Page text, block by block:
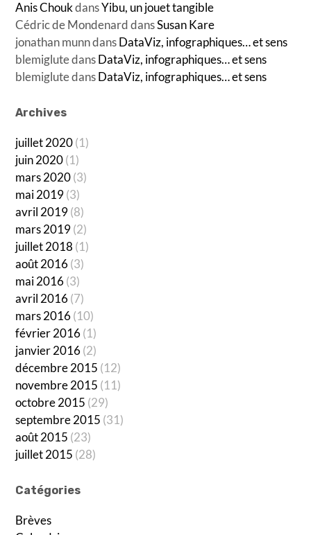
Anis ChoukdansYibu, un jouet tangible
Cédric de MondenarddansSusan Kare
jonathan munndansDataViz, infographiques… et sens
blemiglutedansDataViz, infographiques… et sens
blemiglutedansDataViz, infographiques… et sens
Archives
juillet 2020(1)
juin 2020(1)
mars 2020(3)
mai 2019(3)
avril 2019(8)
mars 2019(2)
juillet 2018 (1)
août 2016(3)
mai 2016(3)
avril 2016(7)
mars 2016(10)
février 2016(1)
janvier 2016(2)
décembre 2015 (12)
novembre 2015 (11)
octobre 2015 (29)
septembre 2015 (31)
août 2015 (23)
juillet 2015 (28)
Catégories
Brèves